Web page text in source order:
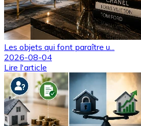
Les objets qui font paraître u...
2026-08-04
Lire l'article